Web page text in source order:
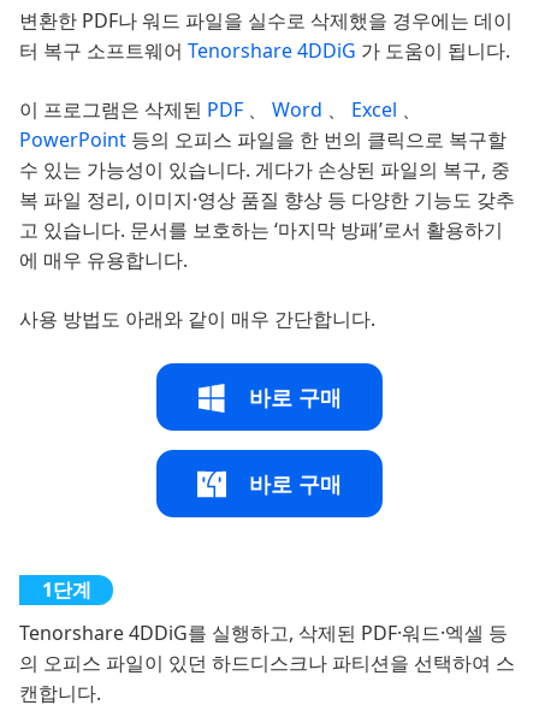
변환한 PDF나 워드 파일을 실수로 삭제했을 경우에는 데이
터 복구 소프트웨어 Tenorshare 4DDiG 가 도움이 됩니다.
이 프로그램은 삭제된 PDF 、 Word 、 Excel 、
PowerPoint 등의 오피스 파일을 한 번의 클릭으로 복구할
수 있는 가능성이 있습니다. 게다가 손상된 파일의 복구, 중
복 파일 정리, 이미지·영상 품질 향상 등 다양한 기능도 갖추
고 있습니다. 문서를 보호하는 ‘마지막 방패’로서 활용하기
에 매우 유용합니다.
사용 방법도 아래와 같이 매우 간단합니다.
바로 구매
바로 구매
Tenorshare 4DDiG를 실행하고, 삭제된 PDF·워드·엑셀 등
의 오피스 파일이 있던 하드디스크나 파티션을 선택하여 스
캔합니다.